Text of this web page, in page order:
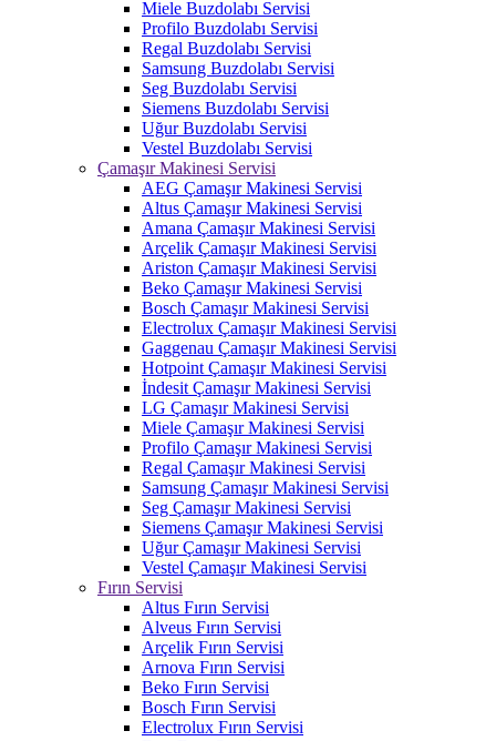
Miele Buzdolabı Servisi
Profilo Buzdolabı Servisi
Regal Buzdolabı Servisi
Samsung Buzdolabı Servisi
Seg Buzdolabı Servisi
Siemens Buzdolabı Servisi
Uğur Buzdolabı Servisi
Vestel Buzdolabı Servisi
Çamaşır Makinesi Servisi
AEG Çamaşır Makinesi Servisi
Altus Çamaşır Makinesi Servisi
Amana Çamaşır Makinesi Servisi
Arçelik Çamaşır Makinesi Servisi
Ariston Çamaşır Makinesi Servisi
Beko Çamaşır Makinesi Servisi
Bosch Çamaşır Makinesi Servisi
Electrolux Çamaşır Makinesi Servisi
Gaggenau Çamaşır Makinesi Servisi
Hotpoint Çamaşır Makinesi Servisi
İndesit Çamaşır Makinesi Servisi
LG Çamaşır Makinesi Servisi
Miele Çamaşır Makinesi Servisi
Profilo Çamaşır Makinesi Servisi
Regal Çamaşır Makinesi Servisi
Samsung Çamaşır Makinesi Servisi
Seg Çamaşır Makinesi Servisi
Siemens Çamaşır Makinesi Servisi
Uğur Çamaşır Makinesi Servisi
Vestel Çamaşır Makinesi Servisi
Fırın Servisi
Altus Fırın Servisi
Alveus Fırın Servisi
Arçelik Fırın Servisi
Arnova Fırın Servisi
Beko Fırın Servisi
Bosch Fırın Servisi
Electrolux Fırın Servisi